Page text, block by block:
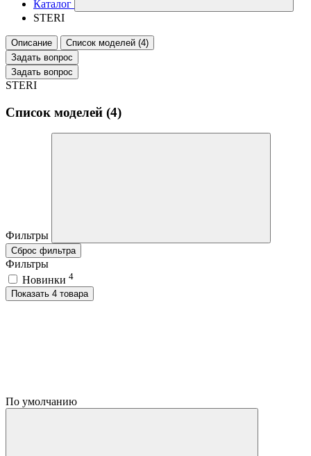
Каталог
STERI
Описание
Список моделей (4)
Задать вопрос
Задать вопрос
STERI
Список моделей (4)
Фильтры
Сброс фильтра
Фильтры
Новинки 4
Показать 4 товара
По умолчанию